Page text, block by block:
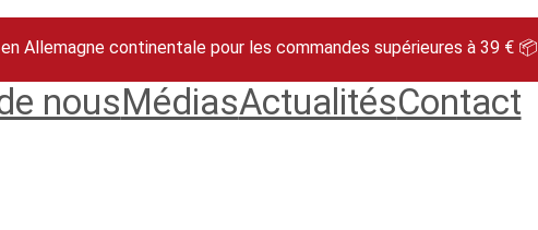
Allemagne continentale pour les commandes supérieures à 39 € 📦
nousMédiasActualitésContact